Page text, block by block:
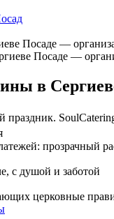
Посаде —
в
прозрачный
с душой и заботой
церковные